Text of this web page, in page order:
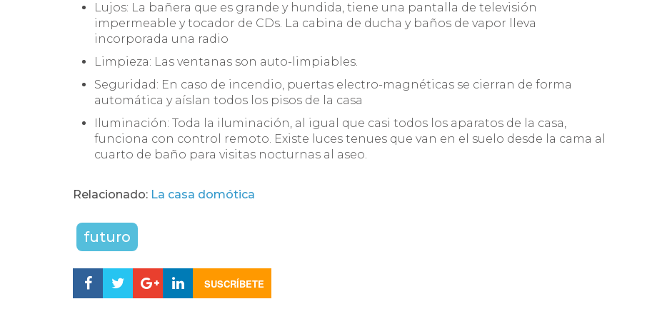
Lujos: La bañera que es grande y hundida, tiene una pantalla de televisión
impermeable y tocador de CDs. La cabina de ducha y baños de vapor lleva
incorporada una radio
Limpieza: Las ventanas son auto-limpiables.
Seguridad: En caso de incendio, puertas electro-magnéticas se cierran de forma
automática y aíslan todos los pisos de la casa
Iluminación: Toda la iluminación, al igual que casi todos los aparatos de la casa,
funciona con control remoto. Existe luces tenues que van en el suelo desde la cama al
cuarto de baño para visitas nocturnas al aseo.
Relacionado: La casa domótica
futuro
SUSCRÍBETE